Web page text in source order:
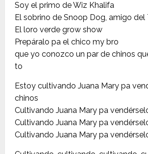
Soy el primo de Wiz Khalifa
El sobrino de Snoop Dog, amigo del
El loro verde grow show
Prepáralo pa el chico my bro
que yo conozco un par de chinos
to
Estoy cultivando Juana Mary pa
chinos
Cultivando Juana Mary pa
Cultivando Juana Mary pa
Cultivando Juana Mary pa